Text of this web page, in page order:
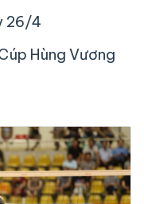
26/4
Hùng Vương